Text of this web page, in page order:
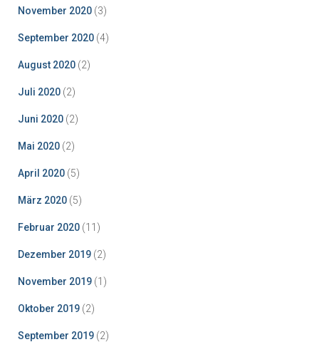
November 2020 (3)
September 2020 (4)
August 2020 (2)
Juli 2020 (2)
Juni 2020 (2)
Mai 2020 (2)
April 2020 (5)
März 2020 (5)
Februar 2020 (11)
Dezember 2019 (2)
November 2019 (1)
Oktober 2019 (2)
September 2019 (2)